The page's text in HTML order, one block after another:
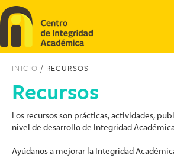
Pasar al contenido principal
INICIO / RECURSOS
Recursos
Los recursos son prácticas, actividades,
nivel de desarrollo de Integridad
Ayúdanos a mejorar la Integridad